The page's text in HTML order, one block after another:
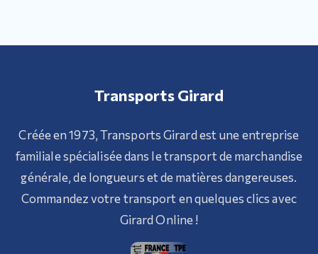
Transports Girard
Créée en 1973, Transports Girard est une entreprise
familiale spécialisée dans le transport de marchandise
générale, de longueurs et de matières dangereuses.
Commandez votre transport en quelques clics avec
Girard Online !